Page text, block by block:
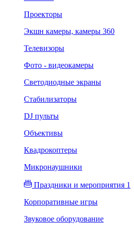
Проекторы
Экшн камеры, камеры 360
Телевизоры
Фото - видеокамеры
Светодиодные экраны
Стабилизаторы
DJ пульты
Объективы
Квадрокоптеры
Микронаушники
Праздники и мероприятия 1
Корпоративные игры
Звуковое оборудование